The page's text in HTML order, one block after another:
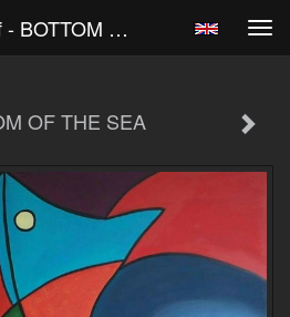
Malena Van De Graaf - BOTTOM OF THE SEA
OF THE SEA